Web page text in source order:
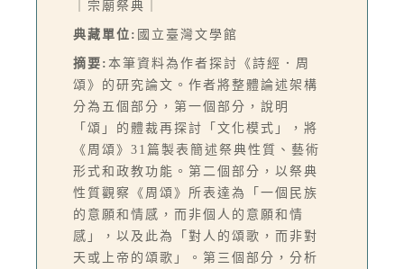
｜宗廟祭典｜
典藏單位: 國立臺灣文學館
摘要: 本筆資料為作者探討《詩經．周
頌》的研究論文。作者將整體論述架構
分為五個部分，第一個部分，說明
「頌」的體裁再探討「文化模式」，將
《周頌》31篇製表簡述祭典性質、藝術
形式和政教功能。第二個部分，以祭典
性質觀察《周頌》所表達為「一個民族
的意願和情感，而非個人的意願和情
感」，以及此為「對人的頌歌，而非對
天或上帝的頌歌」。第三個部分，分析